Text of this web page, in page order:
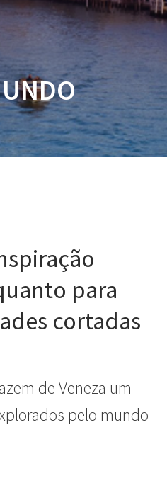
para
cortadas
de Veneza um
pelo mundo